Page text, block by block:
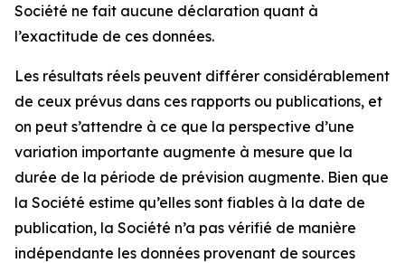
Société ne fait aucune déclaration quant à
l’exactitude de ces données.
Les résultats réels peuvent différer considérablement
de ceux prévus dans ces rapports ou publications, et
on peut s’attendre à ce que la perspective d’une
variation importante augmente à mesure que la
durée de la période de prévision augmente. Bien que
la Société estime qu’elles sont fiables à la date de
publication, la Société n’a pas vérifié de manière
indépendante les données provenant de sources